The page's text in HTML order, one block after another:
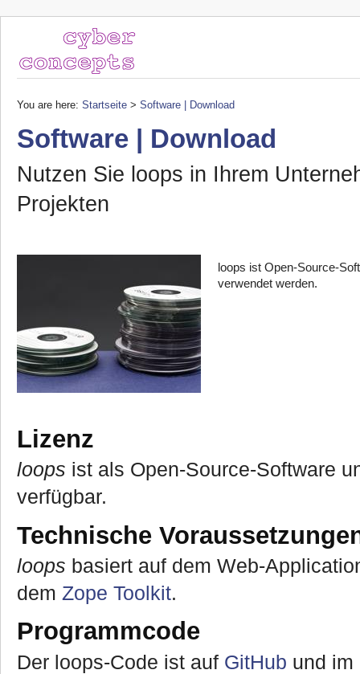
You are here: Startseite > Software | Download
Software | Download
Nutzen Sie loops in Ihrem
Projekten
loops ist Open-Source-
verwendet werden.
Lizenz
loops ist als Open-Source-Software
verfügbar.
Technische
loops basiert auf dem Web-
dem Zope Toolkit.
Programmcode
Der loops-Code ist auf GitHub und